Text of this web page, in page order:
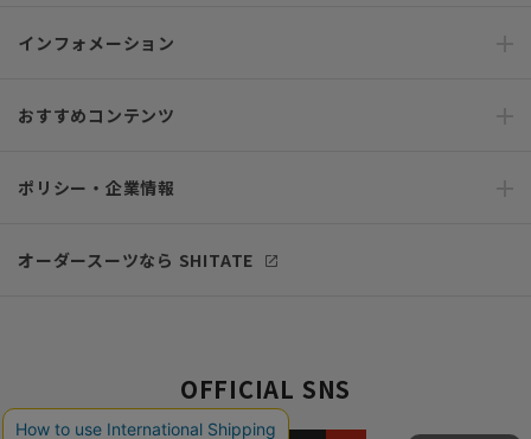
インフォメーション
おすすめコンテンツ
ポリシー・企業情報
オーダースーツなら SHITATE
OFFICIAL SNS